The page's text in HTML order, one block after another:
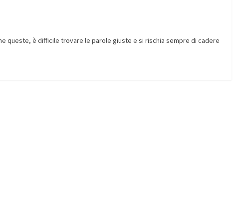
queste, è difficile trovare le parole giuste e si rischia sempre di cadere